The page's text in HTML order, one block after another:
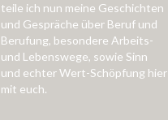
teile ich nun meine Geschichten
und Gespräche über Beruf und
Berufung, besondere Arbeits-
und Lebenswege, sowie Sinn
und echter Wert-Schöpfung hier
mit euch.